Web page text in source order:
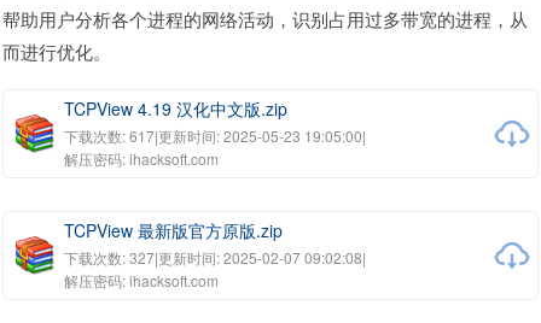
帮助用户分析各个进程的网络活动，识别占用过多带宽的进程，从
而进行优化。
TCPView 4.19 汉化中文版.zip
下载次数: 617|更新时间: 2025-05-23 19:05:00|
解压密码: ihacksoft.com
TCPView 最新版官方原版.zip
下载次数: 327|更新时间: 2025-02-07 09:02:08|
解压密码: ihacksoft.com